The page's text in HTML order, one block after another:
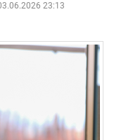
23:13